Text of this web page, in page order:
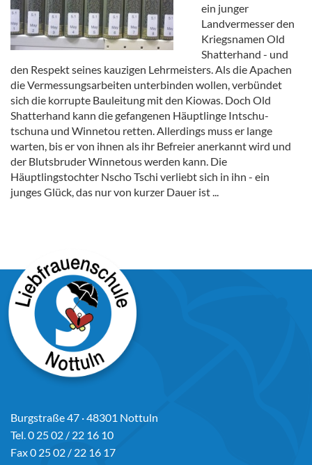
ein junger
Landvermesser den
Kriegsnamen Old
Shatterhand - und
den Respekt seines kauzigen Lehrmeisters. Als die Apachen
die Vermessungsarbeiten unterbinden wollen, verbündet
sich die korrupte Bauleitung mit den Kiowas. Doch Old
Shatterhand kann die gefangenen Häuptlinge Intschu-
tschuna und Winnetou retten. Allerdings muss er lange
warten, bis er von ihnen als ihr Befreier anerkannt wird und
der Blutsbruder Winnetous werden kann. Die
Häuptlingstochter Nscho Tschi verliebt sich in ihn - ein
junges Glück, das nur von kurzer Dauer ist ...
Burgstraße 47 · 48301 Nottuln
Tel. 0 25 02 / 22 16 10
Fax 0 25 02 / 22 16 17